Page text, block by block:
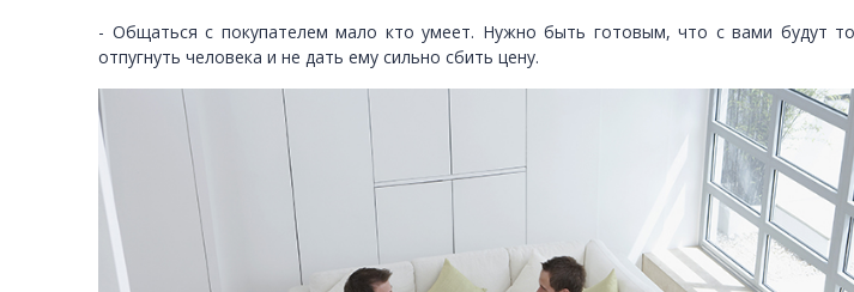
- Общаться с покупателем мало кто умеет. Нужно быть готовым, что с вами будут
отпугнуть человека и не дать ему сильно сбить цену.